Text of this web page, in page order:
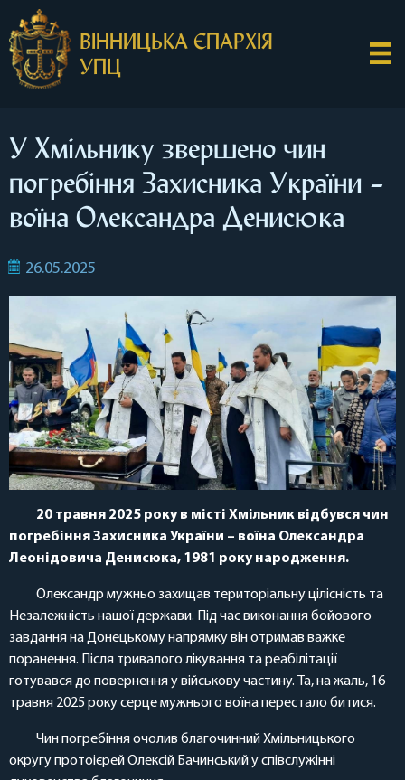
ВІННИЦЬКА ЄПАРХІЯ
УПЦ
У Хмільнику звершено чин
погребіння Захисника України –
воїна Олександра Денисюка
26.05.2025
20 травня 2025 року в місті Хмільник відбувся чин
погребіння Захисника України – воїна Олександра
Леонідовича Денисюка, 1981 року народження.
Олександр мужньо захищав територіальну цілісність та
Незалежність нашої держави. Під час виконання бойового
завдання на Донецькому напрямку він отримав важке
поранення. Після тривалого лікування та реабілітації
готувався до повернення у військову частину. Та, на жаль, 16
травня 2025 року серце мужнього воїна перестало битися.
Чин погребіння очолив благочинний Хмільницького
округу протоієрей Олексій Бачинський у співслужінні